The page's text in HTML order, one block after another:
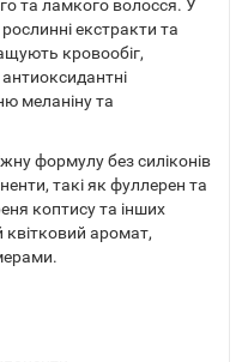
та ламкого волосся. У
екстракти та
кровообіг,
меланіну та
формулу без силіконів
такі як фуллерен та
коптису та інших
аромат,